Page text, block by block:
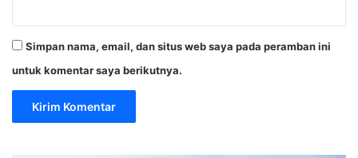
Simpan nama, email, dan situs web saya pada peramban ini
untuk komentar saya berikutnya.